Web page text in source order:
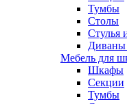
Тумбы
Столы
Стулья
Диваны
Мебель для
Шкафы
Секции
Тумбы